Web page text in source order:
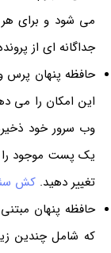
می شود و برای
جداگانه ای از
حافظه پنهان پرس و
این امکان را می
وب سرور خود
یک پست موجود را
تغییر دهید. کش
حافظه پنهان